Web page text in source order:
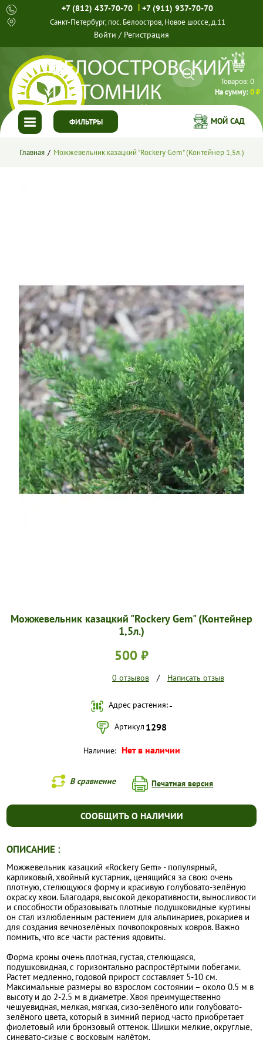
+7 (812) 437-70-70 | +7 (911) 937-70-70
Санкт-Петербург, пос. Белоостров, Новое шоссе, д.11
Войти / Регистрация
Товаров:0
На сумму:0 ₽
ФИЛЬТРЫ
ГЛАВНАЯ
УСЛОВИЯ РАБОТЫ
КОНТАКТЫ
МОЙ САД
Главная Можжевельник казацкий "Rockery Gem" (Контейнер 1,5л.)
Можжевельник казацкий "Rockery Gem" (Контейнер
1,5л.)
500 ₽
0 отзывов / Написать отзыв
Адрес растения:-
Артикул 1298
Наличие: Нет в наличии
В сравнение Печатная версия
СООБЩИТЬ О НАЛИЧИИ
ОПИСАНИЕ :
Можжевельник казацкий «Rockery Gem» - популярный,
карликовый, хвойный кустарник, ценящийся за свою очень
плотную, стелющуюся форму и красивую голубовато-зелёную
окраску хвои. Благодаря, высокой декоративности, выносливости
и способности образовывать плотные подушковидные куртины
он стал излюбленным растением для альпинариев, рокариев и
для создания вечнозелёных почвопокровных ковров. Важно
помнить, что все части растения ядовиты.
Форма кроны очень плотная, густая, стелющаяся,
подушковидная, с горизонтально распростёртыми побегами.
Растет медленно, годовой прирост составляет 5-10 см.
Максимальные размеры во взрослом состоянии – около 0.5 м в
высоту и до 2-2.5 м в диаметре. Хвоя преимущественно
чешуевидная, мелкая, мягкая, сизо-зелёного или голубовато-
зелёного цвета, который в зимний период часто приобретает
фиолетовый или бронзовый оттенок. Шишки мелкие, округлые,
синевато-сизые с восковым налётом.